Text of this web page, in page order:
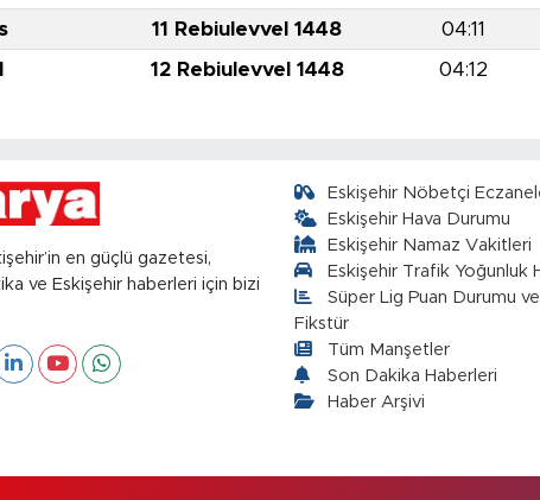
11 Rebiulevvel 1448 04:11
12 Rebiulevvel 1448 04:12
en güçlü gazetesi,
ve Eskişehir haberleri için bizi
Eskişehir Nöbetçi
Eskişehir Hava Durumu
Eskişehir Namaz Vakitleri
Eskişehir Trafik Yoğunluk
Süper Lig Puan Durumu ve
Fikstür
Tüm Manşetler
Son Dakika Haberleri
Haber Arşivi